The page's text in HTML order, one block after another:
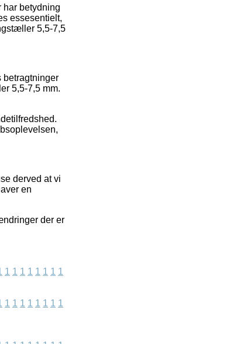
har betydning
essesentielt,
5,5-7,5
betragtninger
5,5-7,5 mm.
derved at vi
en
der er
1 1 1 1 1 1 1 1
1 1 1 1 1 1 1 1